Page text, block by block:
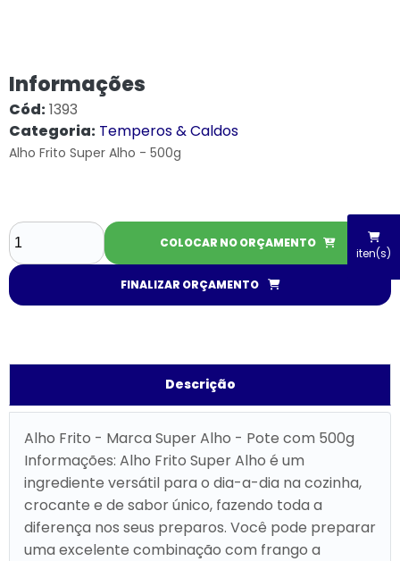
iten(s)
Informações
Cód:1393
Categoria: Temperos & Caldos
Alho Frito Super Alho - 500g
COLOCAR NO ORÇAMENTO
FINALIZAR ORÇAMENTO
Descrição
Alho Frito - Marca Super Alho - Pote com 500g
Informações: Alho Frito Super Alho é um
ingrediente versátil para o dia-a-dia na cozinha,
crocante e de sabor único, fazendo toda a
diferença nos seus preparos. Você pode preparar
uma excelente combinação com frango a